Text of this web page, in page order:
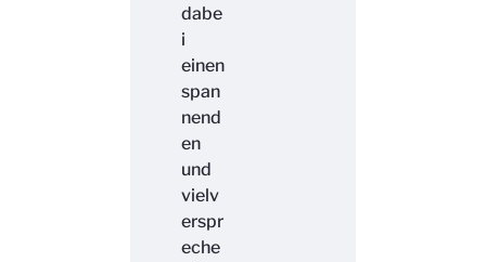
dabe
i
einen
span
nend
en
und
vielv
erspr
eche